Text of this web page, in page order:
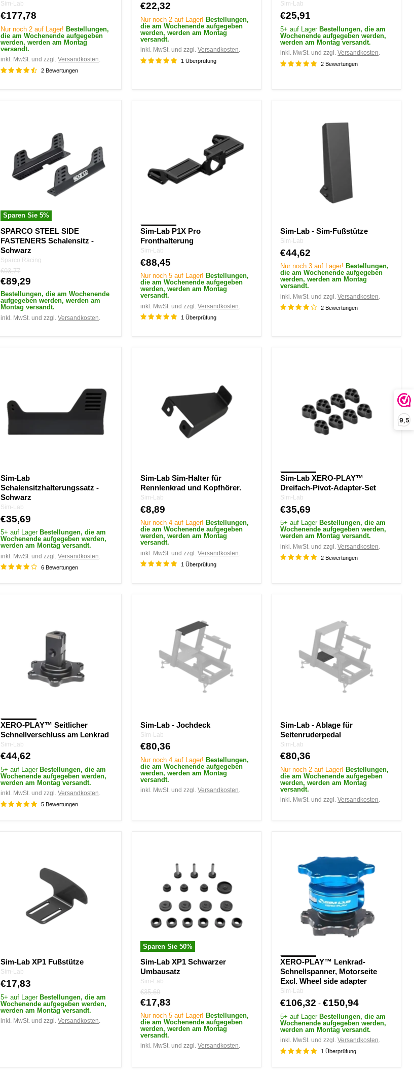
9,5
Sim-Lab
€177,78
Nur noch 2 auf Lager!Bestellungen,
die am Wochenende aufgegeben
werden, werden am Montag
versandt.
inkl. MwSt. und zzgl.Versandkosten.
2 Bewertungen
€22,32
Nur noch 2 auf Lager!Bestellungen,
die am Wochenende aufgegeben
werden, werden am Montag
versandt.
inkl. MwSt. und zzgl.Versandkosten.
1 Überprüfung
Sim-Lab
€25,91
5+ auf LagerBestellungen, die am
Wochenende aufgegeben werden,
werden am Montag versandt.
inkl. MwSt. und zzgl.Versandkosten.
2 Bewertungen
Sparen Sie5%
Schalensitz
Schwarz
SPARCO STEEL SIDE
FASTENERS Schalensitz -
Schwarz
Sparco Racing
Ursprünglicher
Preis
€93,77
Aktueller
Preis
€89,29
Bestellungen, die am Wochenende
aufgegeben werden, werden am
Montag versandt.
inkl. MwSt. und zzgl.Versandkosten.
Sim-Lab P1X Pro
Fronthalterung
Sim-Lab
€88,45
Nur noch 5 auf Lager! Bestellungen,
die am Wochenende aufgegeben
werden, werden am Montag
versandt.
inkl. MwSt. und zzgl.Versandkosten.
1 Überprüfung
Sim-Lab - Sim-Fußstütze
Sim-Lab
€44,62
Nur noch 3 auf Lager! Bestellungen,
die am Wochenende aufgegeben
werden, werden am Montag
versandt.
inkl. MwSt. und zzgl.Versandkosten.
2 Bewertungen
Sim-Lab
Schalensitzhalterungssatz -
Schwarz
Sim-Lab
€35,69
5+ auf Lager Bestellungen, die am
Wochenende aufgegeben werden,
werden am Montag versandt.
inkl. MwSt. und zzgl.Versandkosten
6 Bewertungen
Rennlenkrad
Kopfhörer.
Sim-Lab Sim-Halter für
Rennlenkrad und Kopfhörer.
Sim-Lab
€8,89
Nur noch 4 auf Lager! Bestellungen,
die am Wochenende aufgegeben
werden, werden am Montag
versandt.
inkl. MwSt. und zzgl.Versandkosten
1 Überprüfung
Adapter-
Sim-Lab XERO-PLAY™
Dreifach-Pivot-Adapter-Set
Sim-Lab
€35,69
5+ auf Lager Bestellungen, die am
Wochenende aufgegeben werden,
werden am Montag versandt.
inkl. MwSt. und zzgl.Versandkosten
2 Bewertungen
Schnellverschluss
XERO-PLAY™ Seitlicher
Schnellverschluss am Lenkrad
Sim-Lab
€44,62
5+ auf Lager Bestellungen, die am
Wochenende aufgegeben werden,
werden am Montag versandt.
inkl. MwSt. und zzgl.Versandkosten.
5 Bewertungen
Sim-Lab - Jochdeck
Sim-Lab
€80,36
Nur noch 4 auf Lager! Bestellungen,
die am Wochenende aufgegeben
werden, werden am Montag
versandt.
inkl. MwSt. und zzgl.Versandkosten.
Seitenruderpedal
Sim-Lab - Ablage für
Seitenruderpedal
Sim-Lab
€80,36
Nur noch 2 auf Lager! Bestellungen,
die am Wochenende aufgegeben
werden, werden am Montag
versandt.
inkl. MwSt. und zzgl.Versandkosten.
Sim-Lab XP1 Fußstütze
Sim-Lab
€17,83
5+ auf LagerBestellungen, die am
Wochenende aufgegeben werden,
werden am Montag versandt.
inkl. MwSt. und zzgl.Versandkosten.
Sparen Sie50%
Schwarzer
Umbausatz
Sim-Lab XP1 Schwarzer
Umbausatz
Sim-Lab
Ursprünglicher
Preis
€35,69
Aktueller
Preis
€17,83
Nur noch 5 auf Lager!Bestellungen,
die am Wochenende aufgegeben
werden, werden am Montag
versandt.
inkl. MwSt. und zzgl.Versandkosten.
Lenkrad-
Schnellspanner,
Motorseite
adapter
XERO-PLAY™ Lenkrad-
Schnellspanner, Motorseite
Excl. Wheel side adapter
Sim-Lab
€106,32 -€150,94
5+ auf LagerBestellungen, die am
Wochenende aufgegeben werden,
werden am Montag versandt.
inkl. MwSt. und zzgl.Versandkosten.
1 Überprüfung